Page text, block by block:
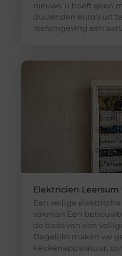
nieuws: u hoeft geen
duizenden euro’s uit
leefomgeving een
Elektricien
Een veilige
vakman Een
de basis van een
Dagelijks maken we
keukenapparatuur,